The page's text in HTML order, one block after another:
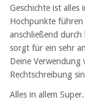
Geschichte ist alles
Hochpunkte führen
anschließend
sorgt für ein sehr
Deine Verwendung
Rechtschreibung
Alles in allem